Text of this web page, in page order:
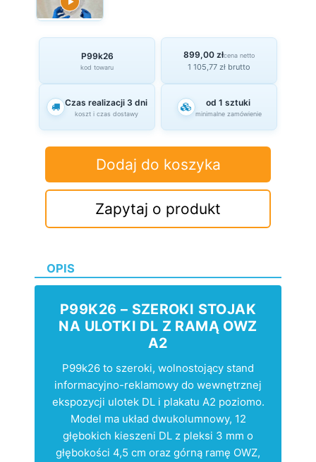
P99k26
kod towaru
899,00 złcena netto
1 105,77 zł brutto
Czas realizacji 3 dni
koszt i czas dostawy
od 1 sztuki
minimalne zamówienie
Zapytaj o produkt
Dodaj do koszyka
OPIS
P99K26 – SZEROKI STOJAK
NA ULOTKI DL Z RAMĄ OWZ
A2
P99k26 to szeroki, wolnostojący stand
informacyjno-reklamowy do wewnętrznej
ekspozycji ulotek DL i plakatu A2 poziomo.
Model ma układ dwukolumnowy, 12
głębokich kieszeni DL z pleksi 3 mm o
głębokości 4,5 cm oraz górną ramę OWZ,